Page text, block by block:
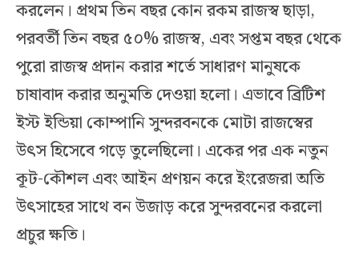
করলেন। প্রথম তিন বছর কোন রকম রাজস্ব ছাড়া,
পরবর্তী তিন বছর ৫০% রাজস্ব, এবং সপ্তম বছর থেকে
পুরো রাজস্ব প্রদান করার শর্তে সাধারণ মানুষকে
চাষাবাদ করার অনুমতি দেওয়া হলো। এভাবে ব্রিটিশ
ইস্ট ইন্ডিয়া কোম্পানি সুন্দরবনকে মোটা রাজস্বের
উৎস হিসেবে গড়ে তুলেছিলো। একের পর এক নতুন
কূট-কৌশল এবং আইন প্রণয়ন করে ইংরেজরা অতি
উৎসাহের সাথে বন উজাড় করে সুন্দরবনের করলো
প্রচুর ক্ষতি।